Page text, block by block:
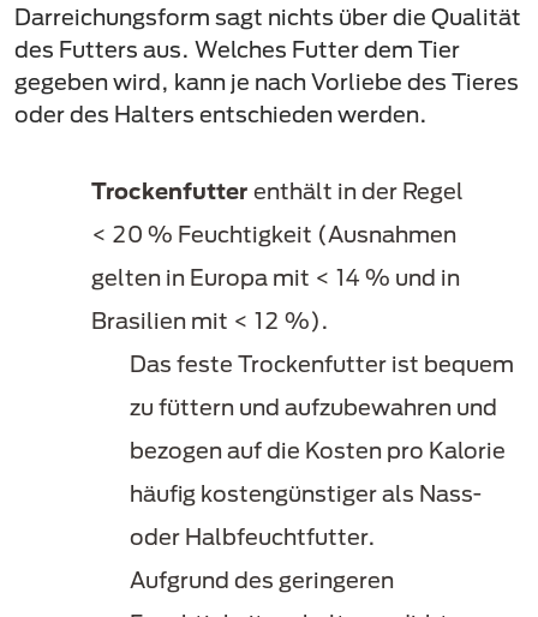
Darreichungsform sagt nichts über die Qualität
des Futters aus. Welches Futter dem Tier
gegeben wird, kann je nach Vorliebe des Tieres
oder des Halters entschieden werden.
Trockenfutter enthält in der Regel
< 20 % Feuchtigkeit (Ausnahmen
gelten in Europa mit < 14 % und in
Brasilien mit < 12 %).
Das feste Trockenfutter ist bequem
zu füttern und aufzubewahren und
bezogen auf die Kosten pro Kalorie
häufig kostengünstiger als Nass-
oder Halbfeuchtfutter.
Aufgrund des geringeren